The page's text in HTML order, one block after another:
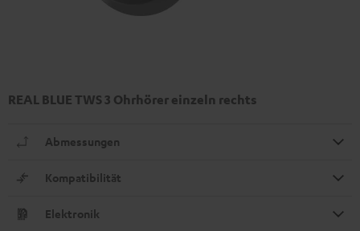
REAL BLUE TWS 3 Ohrhörer einzeln rechts
Abmessungen
Kompatibilität
Elektronik